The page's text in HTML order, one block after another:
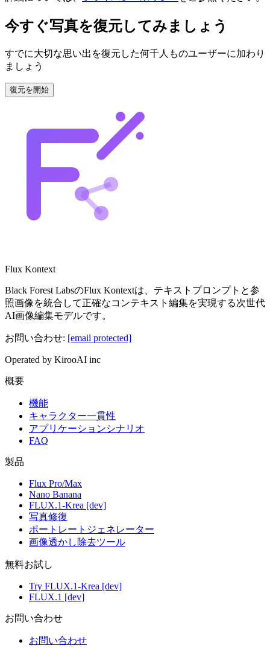
今すぐ写真を復元してみましょう
すでに大切な思い出を復元した何千人ものユーザーに加わり
ましょう
復元を開始
Flux Kontext
Black Forest LabsのFlux Kontextは、テキストプロンプトと参
照画像を統合して正確なコンテキスト編集を実現する次世代
AI画像編集モデルです。
お問い合わせ: [email protected]
Operated by KirooAI inc
概要
機能
キャラクター一貫性
アプリケーションシナリオ
FAQ
製品
Flux Pro/Max
Nano Banana
FLUX.1-Krea [dev]
写真修復
ポートレートジェネレーター
画像透かし除去ツール
無料お試し
Try FLUX.1-Krea [dev]
FLUX.1 [dev]
お問い合わせ
お問い合わせ